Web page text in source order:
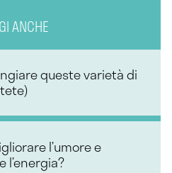
ANCHE
queste varietà di
l’umore e
l’energia?